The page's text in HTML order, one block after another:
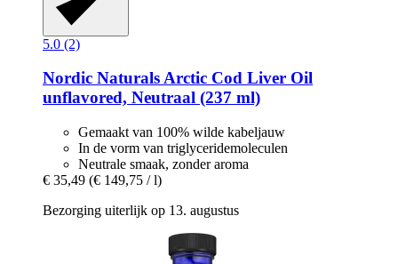
5.0 (2)
Nordic NaturalsArctic Cod Liver Oil
unflavored, Neutraal (237 ml)
Gemaakt van 100% wilde kabeljauw
In de vorm van triglyceridemoleculen
Neutrale smaak, zonder aroma
€ 35,49 (€ 149,75 / l)
Bezorging uiterlijk op 13. augustus